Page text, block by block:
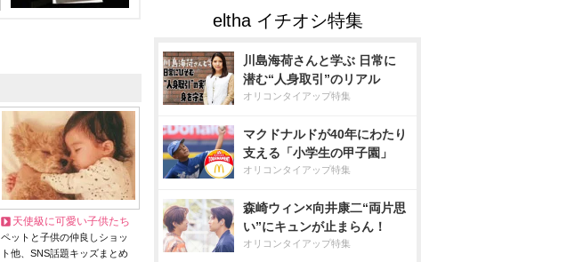
天使級に可愛い子供たち
ペットと子供の仲良しショッ
ト他、SNS話題キッズまとめ
川島海荷さんと学ぶ 日常に
潜む“人身取引”のリアル
オリコンタイアップ特集
マクドナルドが40年にわたり
支える「小学生の甲子園」
オリコンタイアップ特集
森崎ウィン×向井康二“両片思
い”にキュンが止まらん！
オリコンタイアップ特集